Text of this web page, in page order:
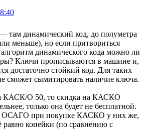
там динамический код, до полуметра
меньше), но если притвориться
динамического кода можно ли
Ключи прописываются в машине и,
достаточно стойкий код. Для таких
сможет сымитировать наличие ключа.
КАСК/О 50, то скидка на КАСКО
только она будет не бесплатной.
ОСАГО при покупке КАСКО у них же,
равно копейки (по сравнению с